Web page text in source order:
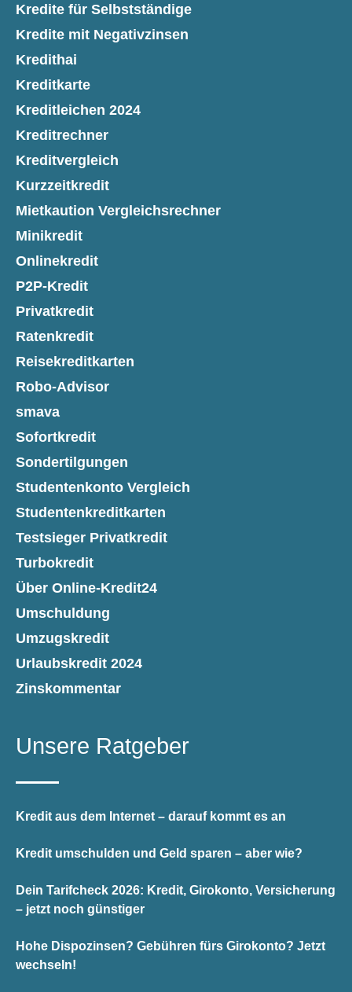
Kredite für Selbstständige
Kredite mit Negativzinsen
Kredithai
Kreditkarte
Kreditleichen 2024
Kreditrechner
Kreditvergleich
Kurzzeitkredit
Mietkaution Vergleichsrechner
Minikredit
Onlinekredit
P2P-Kredit
Privatkredit
Ratenkredit
Reisekreditkarten
Robo-Advisor
smava
Sofortkredit
Sondertilgungen
Studentenkonto Vergleich
Studentenkreditkarten
Testsieger Privatkredit
Turbokredit
Über Online-Kredit24
Umschuldung
Umzugskredit
Urlaubskredit 2024
Zinskommentar
Unsere Ratgeber
Kredit aus dem Internet – darauf kommt es an
Kredit umschulden und Geld sparen – aber wie?
Dein Tarifcheck 2026: Kredit, Girokonto, Versicherung
– jetzt noch günstiger
Hohe Dispozinsen? Gebühren fürs Girokonto? Jetzt
wechseln!